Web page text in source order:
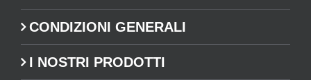
CONDIZIONI GENERALI
I NOSTRI PRODOTTI